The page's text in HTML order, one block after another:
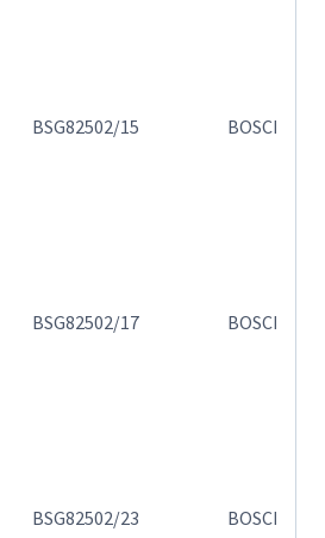
BSG82502/15 BOSCH
BSG82502/17 BOSCH
BSG82502/23 BOSCH